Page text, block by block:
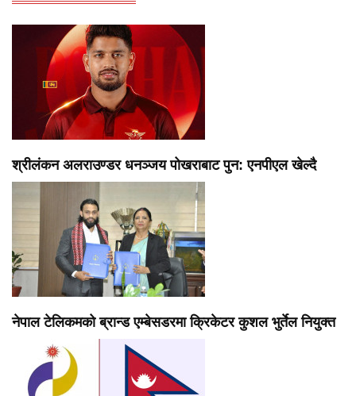
श्रीलंकन अलराउण्डर धनञ्जय पोखराबाट पुन: एनपीएल खेल्दै
नेपाल टेलिकमको ब्रान्ड एम्बेसडरमा क्रिकेटर कुशल भुर्तेल नियुक्त